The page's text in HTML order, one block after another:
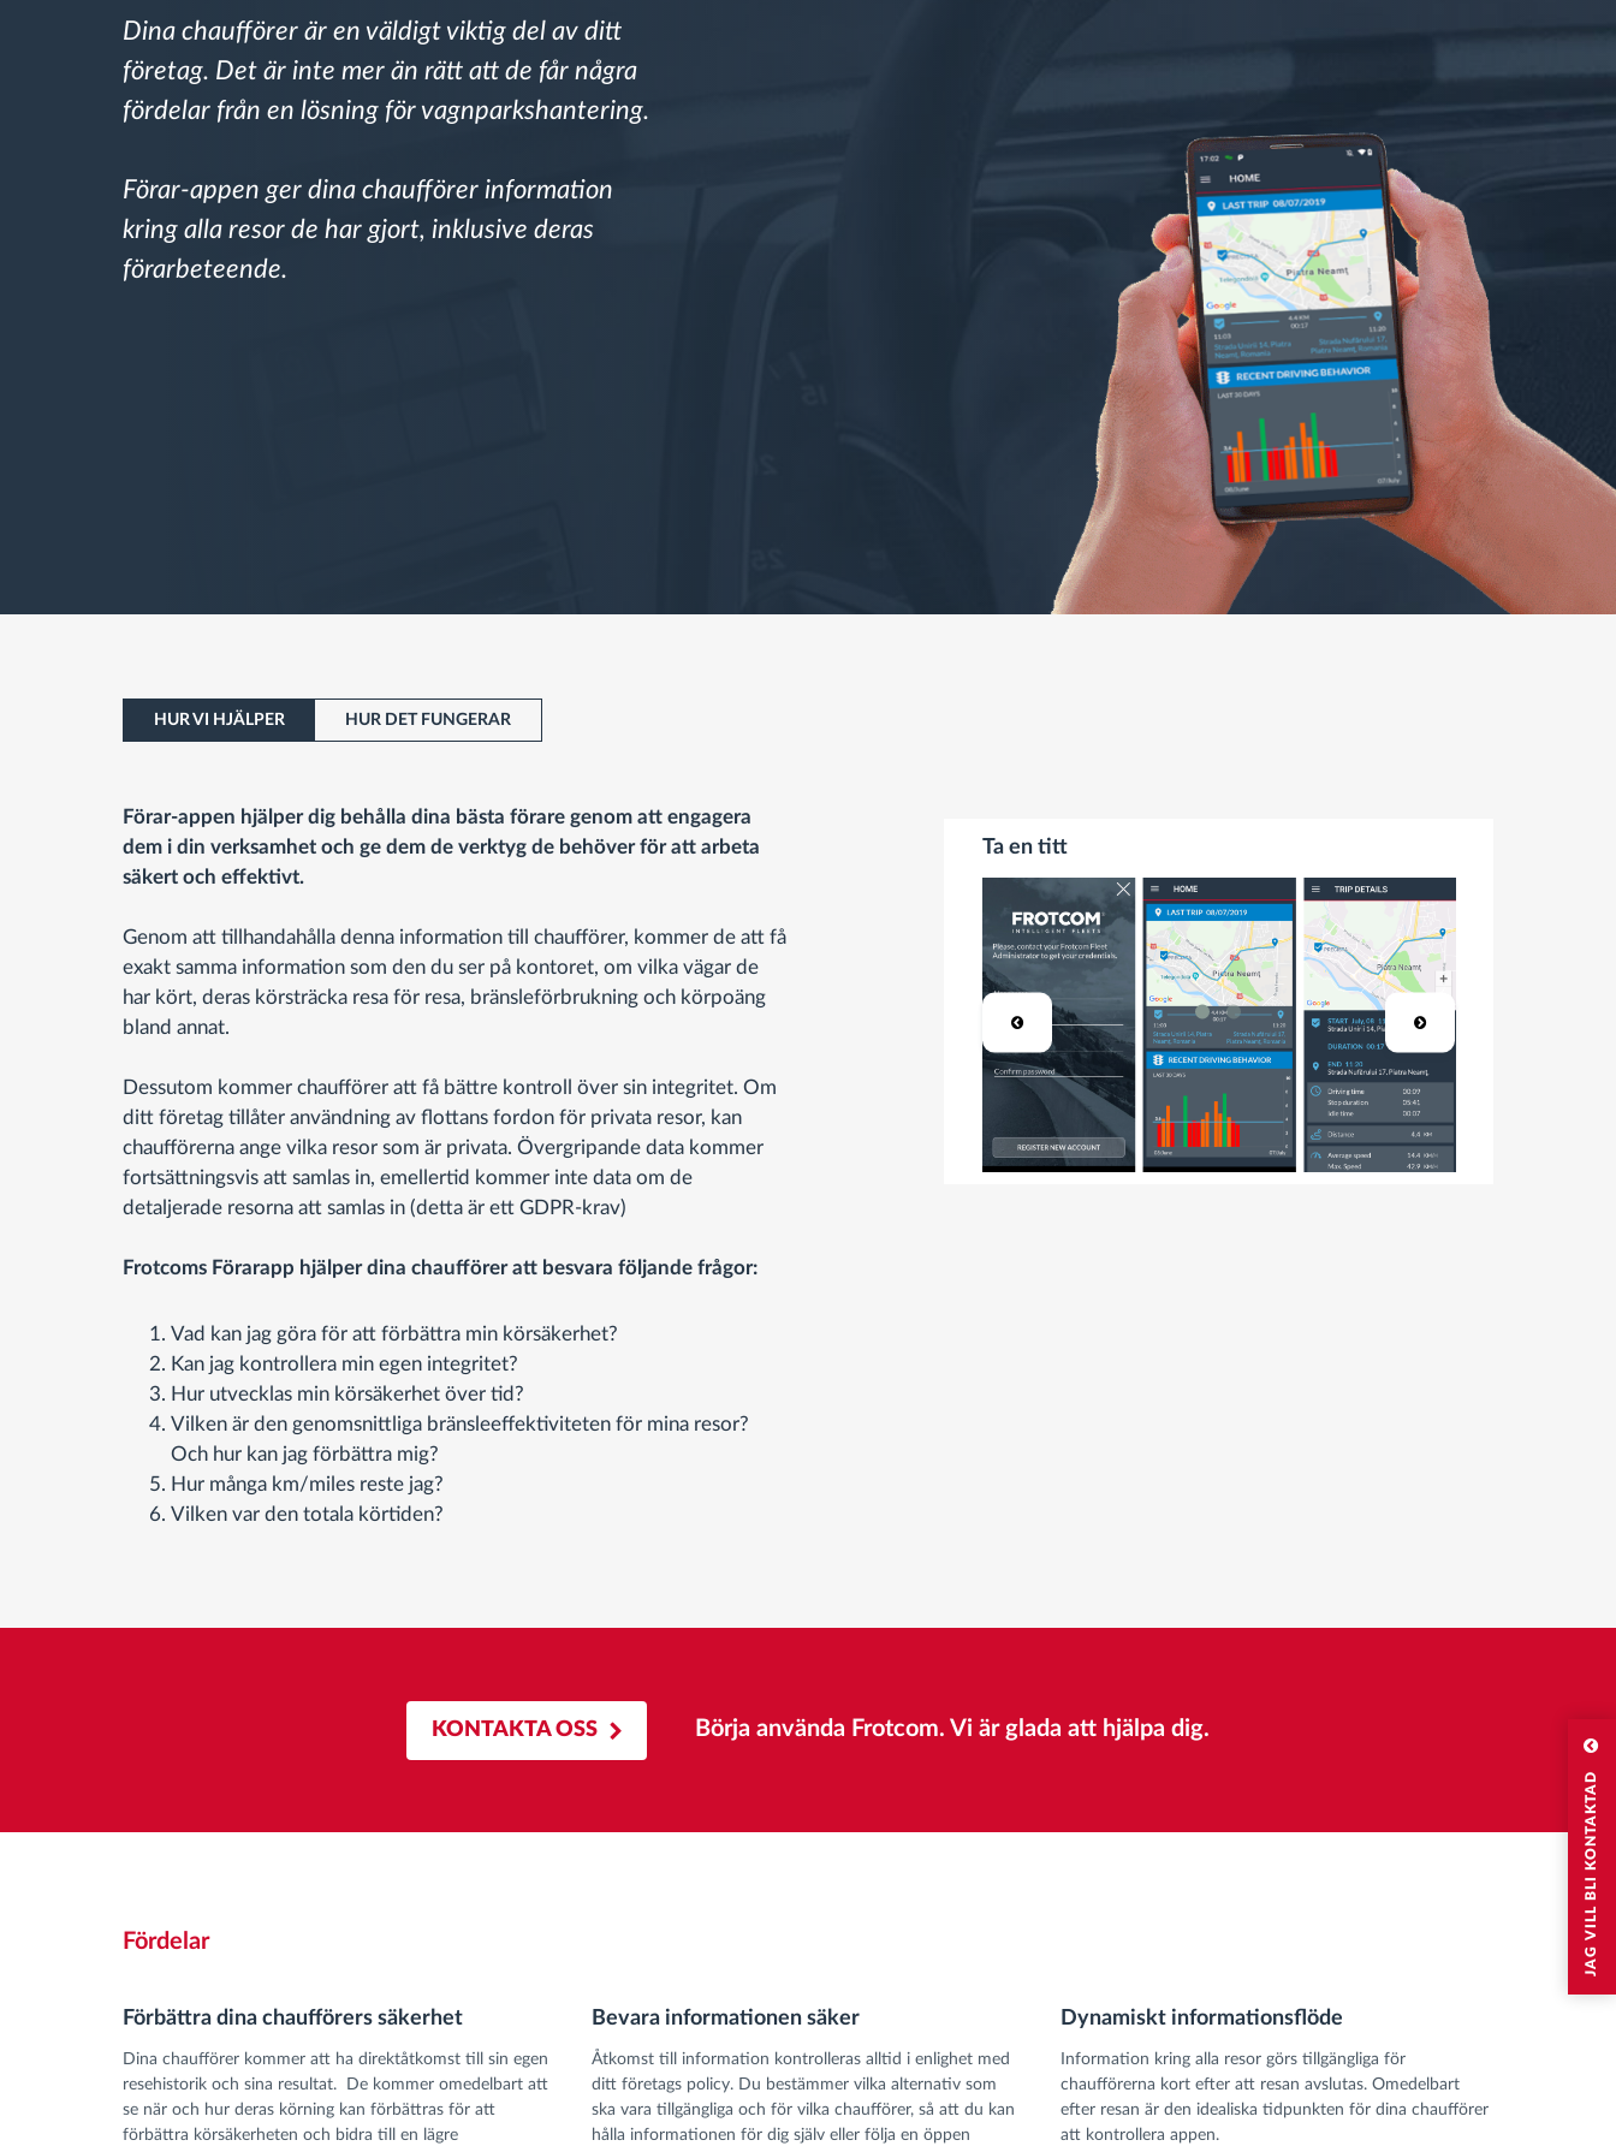
JAG VILL BLI KONTAKTAD
Bränslehantering
Automatisk förare identifiering
Upptäck alla funktioner
Dina chaufförer är en väldigt viktig del av ditt
företag. Det är inte mer än rätt att de får några
fördelar från en lösning för vagnparkshantering.
Förar-appen ger dina chaufförer information
kring alla resor de har gjort, inklusive deras
förarbeteende.
HUR VI HJÄLPER HUR DET FUNGERAR
Förar-appen hjälper dig behålla dina bästa förare genom att engagera
dem i din verksamhet och ge dem de verktyg de behöver för att arbeta
säkert och effektivt.
Genom att tillhandahålla denna information till chaufförer, kommer de att få
exakt samma information som den du ser på kontoret, om vilka vägar de
har kört, deras körsträcka resa för resa, bränsleförbrukning och körpoäng
bland annat.
Dessutom kommer chaufförer att få bättre kontroll över sin integritet. Om
ditt företag tillåter användning av flottans fordon för privata resor, kan
chaufförerna ange vilka resor som är privata. Övergripande data kommer
fortsättningsvis att samlas in, emellertid kommer inte data om de
detaljerade resorna att samlas in (detta är ett GDPR-krav)
Frotcoms Förarapp hjälper dina chaufförer att besvara följande frågor:
Vad kan jag göra för att förbättra min körsäkerhet?
Kan jag kontrollera min egen integritet?
Hur utvecklas min körsäkerhet över tid?
Vilken är den genomsnittliga bränsleeffektiviteten för mina resor?
Och hur kan jag förbättra mig?
Hur många km/miles reste jag?
Vilken var den totala körtiden?
Ta en titt
KONTAKTA OSS Börja använda Frotcom. Vi är glada att hjälpa dig.
Fördelar
Förbättra dina chaufförers säkerhet
Dina chaufförer kommer att ha direktåtkomst till sin egen
resehistorik och sina resultat. De kommer omedelbart att
se när och hur deras körning kan förbättras för att
förbättra körsäkerheten och bidra till en lägre
Bevara informationen säker
Åtkomst till information kontrolleras alltid i enlighet med
ditt företags policy. Du bestämmer vilka alternativ som
ska vara tillgängliga och för vilka chaufförer, så att du kan
hålla informationen för dig själv eller följa en öppen
Dynamiskt informationsflöde
Information kring alla resor görs tillgängliga för
chaufförerna kort efter att resan avslutas. Omedelbart
efter resan är den idealiska tidpunkten för dina chaufförer
att kontrollera appen.